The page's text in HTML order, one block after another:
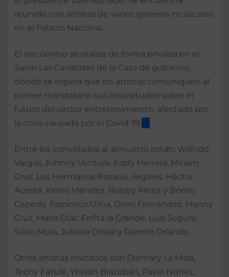
reunido con artistas de varios géneros musicales
en el Palacio Nacional.
El encuentro se realiza de forma privada en el
Salón Las Cariátides de la Casa de gobierno,
donde se espera que los artistas comuniquen al
primer mandatario sus inquietudes sobre el
futuro del sector entretenimiento, afectado por
la crisis causada por el Covid-19.
Entre los convidados al almuerzo están: Wilfrido
Vargas, Johnny Ventura, Eddy Herrera, Miriam
Cruz, Los Hermanos Rosario, Ilegales, Héctor
Acosta, Kinito Méndez, Rubby Pérez y Bonny
Cepeda. Francisco Ulloa, Dioni Fernández, Manny
Cruz, María Díaz, Fefita la Grande, Luis Segura,
Silvio Mora, Juliana Oneal y Ramón Orlando.
Otros artistas invitados son Diomary La Mala,
Techy Fatule, Wason Brazobán, Pavel Núñez,